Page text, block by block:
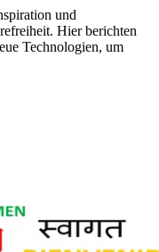
und
Hier berichten
Technologien, um